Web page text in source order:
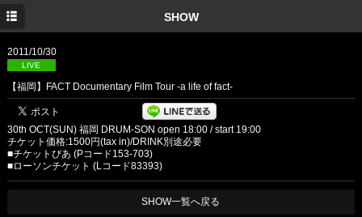
SHOW
2011/10/30
LIVE
【福岡】FACT Documentary Film Tour -a life of fact-
30th OCT(SUN) 福岡 DRUM-SON open 18:00 / start 19:00
チケット価格:1500円(tax in)/DRINK別途必要
■チケットぴあ (Pコード153-703)
■ローソンチケット (Lコード83393)
SHOW一覧へ戻る
INFORMATION
SHOW
DISC
PROFILE